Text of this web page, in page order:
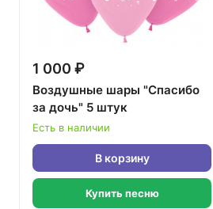
1 000 ₽
Воздушные шары "Спасибо
за дочь" 5 штук
Есть в наличии
В корзину
Купить песню